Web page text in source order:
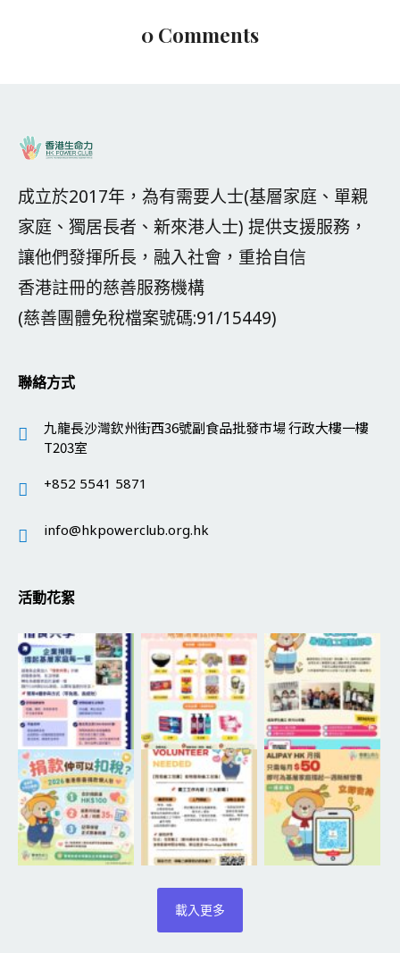
0 Comments
成立於2017年，為有需要人士(基層家庭、單親
家庭、獨居長者、新來港人士) 提供支援服務，
讓他們發揮所長，融入社會，重拾自信
香港註冊的慈善服務機構
(慈善團體免稅檔案號碼:91/15449)
聯絡方式
九龍長沙灣欽州街西36號副食品批發市場 行政大樓一樓
T203室
+852 5541 5871
info@hkpowerclub.org.hk
活動花絮
載入更多